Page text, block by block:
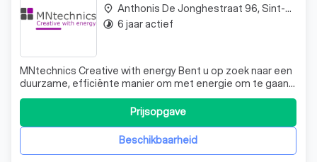
MNtechnics Creative with energy Bent u op zoek naar een
duurzame, efficiënte manier om met energie om te gaan?
Wilt u met zonnepanelen op uw energiefactuur besparen
en tegelijkertijd bijdragen aan het milieu? Wilt u
overschakelen op LED-verlichting? Bent u op zoek naar
een goede manier om uw dak of
Beschikbaarheid
Prijsopgave
place Anthonis De Jonghestraat 96, Sint-Niklaas
timelapse 6 jaar actief